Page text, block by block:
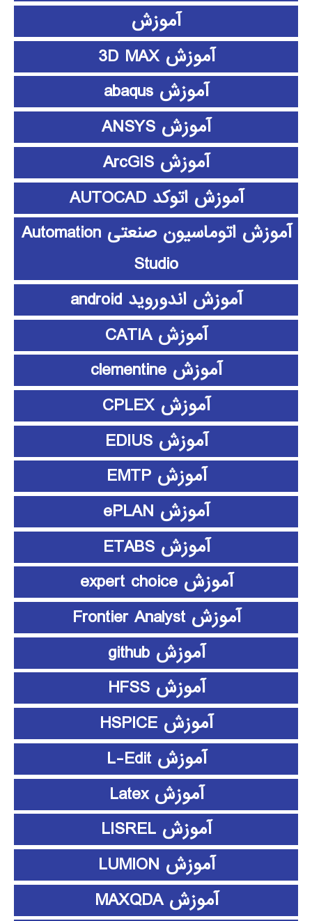
آموزش
آموزش 3D MAX
آموزش abaqus
آموزش ANSYS
آموزش ArcGIS
آموزش اتوکد AUTOCAD
آموزش اتوماسیون صنعتی Automation
Studio
آموزش اندوروید android
آموزش CATIA
آموزش clementine
آموزش CPLEX
آموزش EDIUS
آموزش EMTP
آموزش ePLAN
آموزش ETABS
آموزش expert choice
آموزش Frontier Analyst
آموزش github
آموزش HFSS
آموزش HSPICE
آموزش L-Edit
آموزش Latex
آموزش LISREL
آموزش LUMION
آموزش MAXQDA